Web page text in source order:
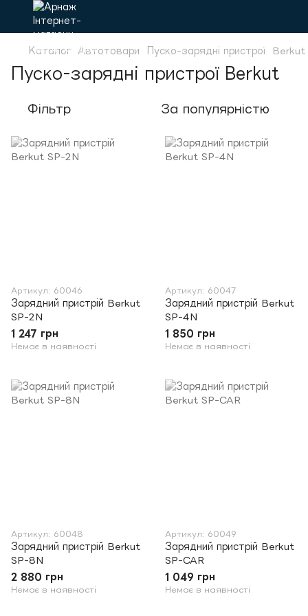
Каталог Автотовари Пуско-зарядні пристрої Berkut
Пуско-зарядні пристрої Berkut
Фільтр За популярністю
Артикул: 60046
Зарядний пристрій Berkut
SP-2N
1 247 грн
Немає в наявності
Артикул: 60047
Зарядний пристрій Berkut
SP-4N
1 850 грн
Немає в наявності
Артикул: 60048
Зарядний пристрій Berkut
SP-8N
2 880 грн
Немає в наявності
Артикул: 60049
Зарядний пристрій Berkut
SP-CAR
1 049 грн
Немає в наявності